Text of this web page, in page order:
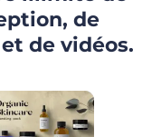
de
de vidéos.